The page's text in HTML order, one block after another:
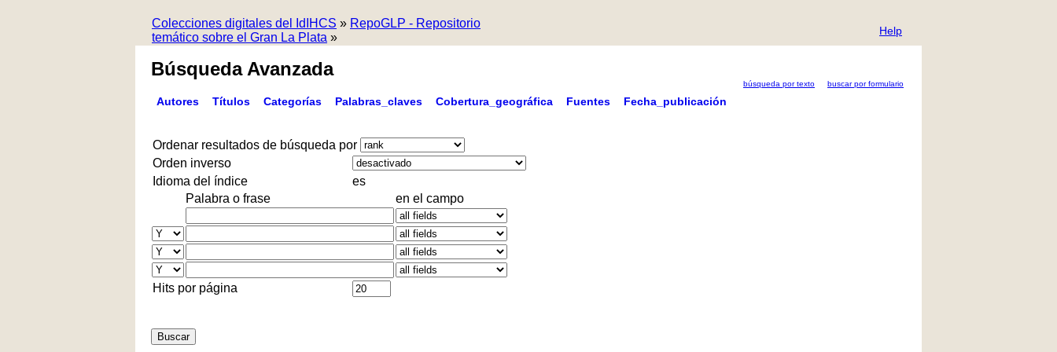
Colecciones digitales del IdIHCS » RepoGLP - Repositorio
temático sobre el Gran La Plata » Help
Búsqueda Avanzada
búsqueda por texto buscar por formulario
Autores Títulos Categorías Palabras_claves Cobertura_geográfica Fuentes Fecha_publicación
Ordenar resultados de búsqueda por
Orden inverso
Idioma del índice
es
Palabra o frase
en el campo
Hits por página